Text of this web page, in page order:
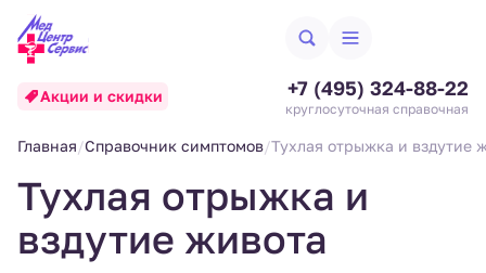
Акции и скидки +7 (495) 324-88-22
круглосуточная справочная
Главная Справочник симптомов Тухлая отрыжка и вздутие
Тухлая отрыжка и
вздутие живота